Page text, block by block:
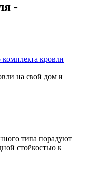
-
кровли
на свой дом и
типа порадуют
стойкостью к